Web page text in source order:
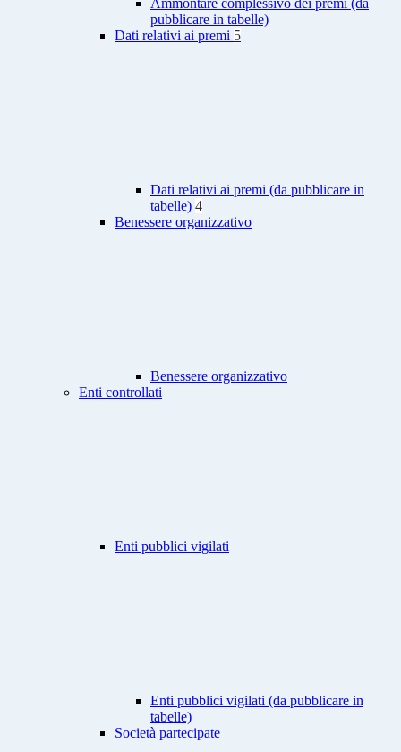
Ammontare complessivo dei premi (da
pubblicare in tabelle)
Dati relativi ai premi 5
Dati relativi ai premi (da pubblicare in
tabelle) 4
Benessere organizzativo
Benessere organizzativo
Enti controllati
Enti pubblici vigilati
Enti pubblici vigilati (da pubblicare in
tabelle)
Società partecipate